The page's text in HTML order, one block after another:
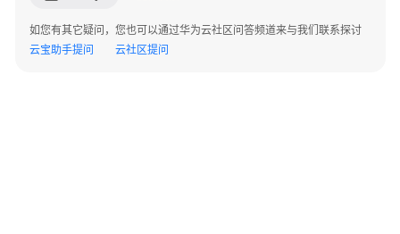
佳
实
如您有其它疑问，您也可以通过华为云社区问答频道来与我们联系探讨
云宝助手提问
云社区提问